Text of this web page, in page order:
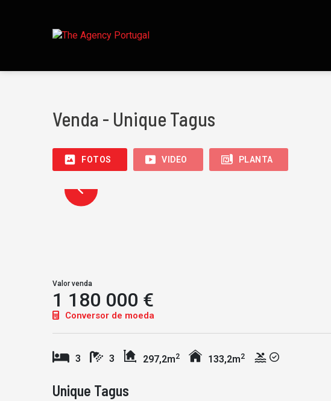
Venda - Unique Tagus
FOTOS VIDEO PLANTA
Valor venda
1 180 000 €
Conversor de moeda
3 3 297,2m2 133,2m2
Unique Tagus